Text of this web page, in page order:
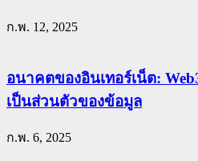
ก.พ. 12, 2025
อนาคตของอินเทอร์เน็ต:
เป็นส่วนตัวของข้อมูล
ก.พ. 6, 2025